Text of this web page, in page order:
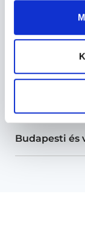
Sebész
Sebészet
Budapesti és